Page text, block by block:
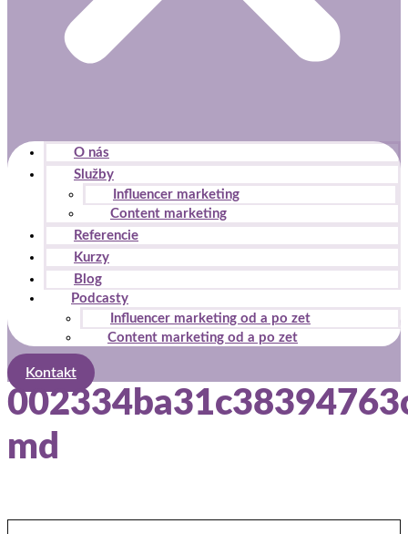
O nás
Služby
Influencer marketing
Content marketing
Referencie
Kurzy
Blog
Podcasty
Influencer marketing od a po zet
Content marketing od a po zet
Kontakt
md